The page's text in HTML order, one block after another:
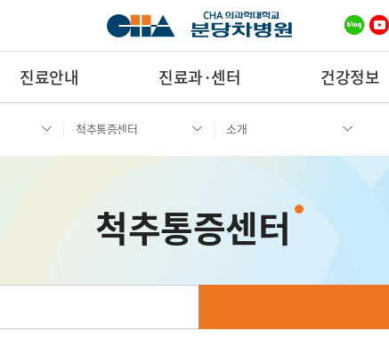
진료안내 진료과·센터 건강정보
척추통증센터 소개
척추통증센터